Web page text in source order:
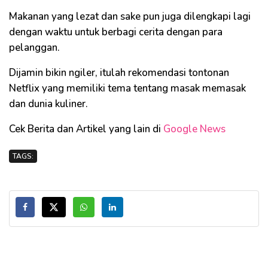
Makanan yang lezat dan sake pun juga dilengkapi lagi
dengan waktu untuk berbagi cerita dengan para
pelanggan.
Dijamin bikin ngiler, itulah rekomendasi tontonan
Netflix yang memiliki tema tentang masak memasak
dan dunia kuliner.
Cek Berita dan Artikel yang lain di Google News
TAGS: